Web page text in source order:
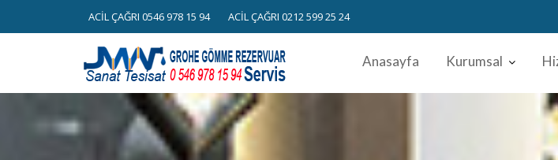
ACİL ÇAĞRI 0546 978 15 94 ACİL ÇAĞRI 0212 599 25 24
Anasayfa Kurumsal